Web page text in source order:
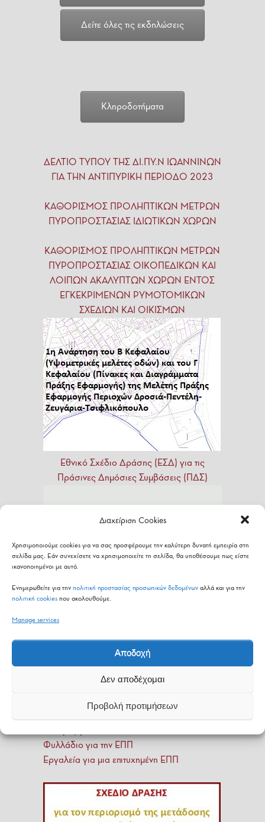
Διαχείριση Cookies
Χρησιμοποιούμε cookies για να σας προσφέρουμε την καλύτερη δυνατή εμπειρία στη
σελίδα μας. Εάν συνεχίσετε να χρησιμοποιείτε τη σελίδα, θα υποθέσουμε πως είστε
ικανοποιημένοι με αυτό.
Ενημερωθείτε για την πολιτική προστασίας προσωπικών δεδομένων αλλά και για την
πολιτική cookies που ακολουθούμε.
Manage services
Αποδοχή
Δεν αποδέχομαι
Προβολή προτιμήσεων
Δείτε όλες τις εκδηλώσεις
Κληροδοτήματα
ΔΕΛΤΙΟ ΤΥΠΟΥ ΤΗΣ ΔΙ.ΠΥ.Ν ΙΩΑΝΝΙΝΩΝ
ΓΙΑ ΤΗΝ ΑΝΤΙΠΥΡΙΚΗ ΠΕΡΙΟΔΟ 2023
ΚΑΘΟΡΙΣΜΟΣ ΠΡΟΛΗΠΤΙΚΩΝ ΜΕΤΡΩΝ
ΠΥΡΟΠΡΟΣΤΑΣΙΑΣ ΙΔΙΩΤΙΚΩΝ ΧΩΡΩΝ
ΚΑΘΟΡΙΣΜΟΣ ΠΡΟΛΗΠΤΙΚΩΝ ΜΕΤΡΩΝ
ΠΥΡΟΠΡΟΣΤΑΣΙΑΣ ΟΙΚΟΠΕΔΙΚΩΝ ΚΑΙ
ΛΟΙΠΩΝ ΑΚΑΛΥΠΤΩΝ ΧΩΡΩΝ ΕΝΤΟΣ
ΕΓΚΕΚΡΙΜΕΝΩΝ ΡΥΜΟΤΟΜΙΚΩΝ
ΣΧΕΔΙΩΝ ΚΑΙ ΟΙΚΙΣΜΩΝ
Εθνικό Σχέδιο Δράσης (ΕΣΔ) για τις
Πράσινες Δημόσιες Συμβάσεις (ΠΔΣ)
Φυλλάδιο για την ΕΠΠ
Εργαλεία για μια επιτυχημένη ΕΠΠ